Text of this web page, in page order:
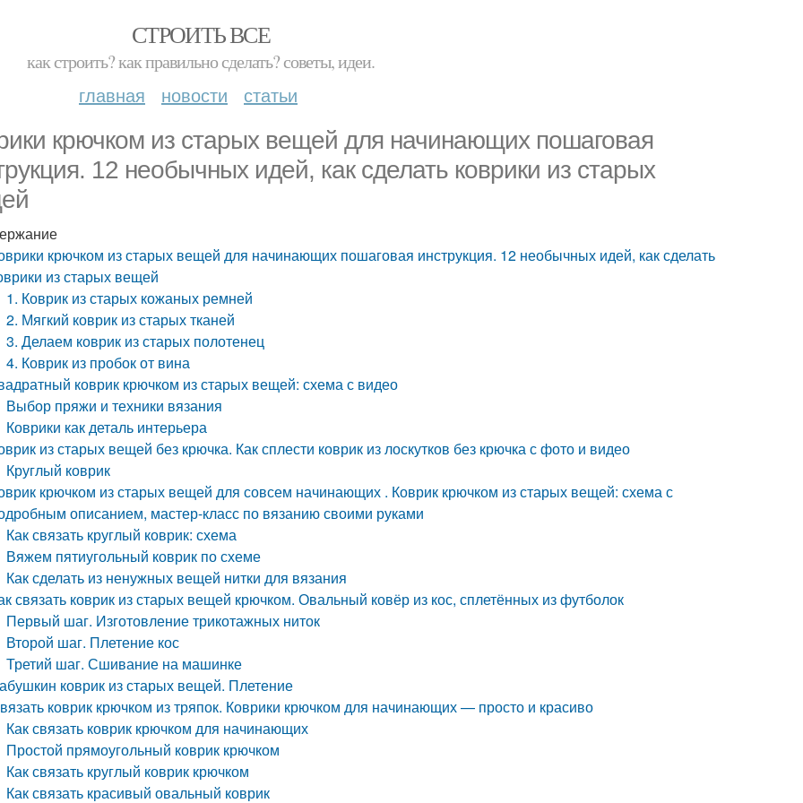
СТРОИТЬ ВСЕ
как строить? как правильно сделать? советы, идеи.
главная новости статьи
крючком из старых вещей для начинающих пошаговая
12 необычных идей, как сделать коврики из старых
крючком из старых вещей для начинающих пошаговая инструкция. 12 необычных идей, как сделать
из старых вещей
1. Коврик из старых кожаных ремней
2. Мягкий коврик из старых тканей
3. Делаем коврик из старых полотенец
4. Коврик из пробок от вина
коврик крючком из старых вещей: схема с видео
Выбор пряжи и техники вязания
Коврики как деталь интерьера
из старых вещей без крючка. Как сплести коврик из лоскутков без крючка с фото и видео
Круглый коврик
крючком из старых вещей для совсем начинающих . Коврик крючком из старых вещей: схема с
описанием, мастер-класс по вязанию своими руками
Как связать круглый коврик: схема
Вяжем пятиугольный коврик по схеме
Как сделать из ненужных вещей нитки для вязания
связать коврик из старых вещей крючком. Овальный ковёр из кос, сплетённых из футболок
Первый шаг. Изготовление трикотажных ниток
Второй шаг. Плетение кос
Третий шаг. Сшивание на машинке
коврик из старых вещей. Плетение
коврик крючком из тряпок. Коврики крючком для начинающих — просто и красиво
Как связать коврик крючком для начинающих
Простой прямоугольный коврик крючком
Как связать круглый коврик крючком
Как связать красивый овальный коврик